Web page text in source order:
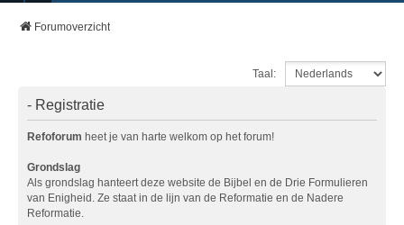
Forumoverzicht
Taal:
- Registratie
Refoforum heet je van harte welkom op het forum!
Grondslag
Als grondslag hanteert deze website de Bijbel en de Drie Formulieren
van Enigheid. Ze staat in de lijn van de Reformatie en de Nadere
Reformatie.